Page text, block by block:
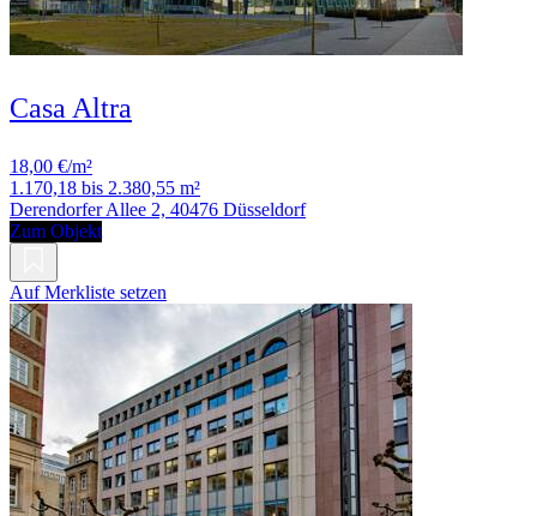
Casa Altra
18,00 €/m²
1.170,18 bis 2.380,55 m²
Derendorfer Allee 2, 40476 Düsseldorf
Zum Objekt
Auf Merkliste setzen